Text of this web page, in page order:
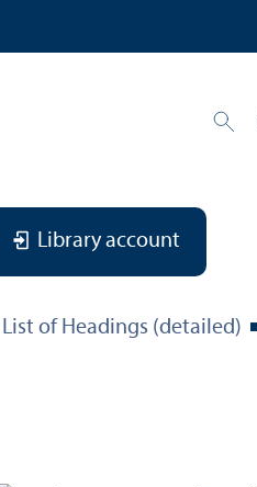
Library account
List of Headings (detailed)